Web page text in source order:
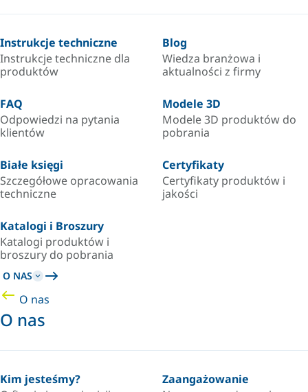
Instrukcje techniczne
Instrukcje techniczne dla
produktów
Blog
Wiedza branżowa i
aktualności z firmy
FAQ
Odpowiedzi na pytania
klientów
Modele 3D
Modele 3D produktów do
pobrania
Białe księgi
Szczegółowe opracowania
techniczne
Certyfikaty
Certyfikaty produktów i
jakości
Katalogi i Broszury
Katalogi produktów i
broszury do pobrania
O NAS
O nas
O nas
Kim jesteśmy?
Zaangażowanie